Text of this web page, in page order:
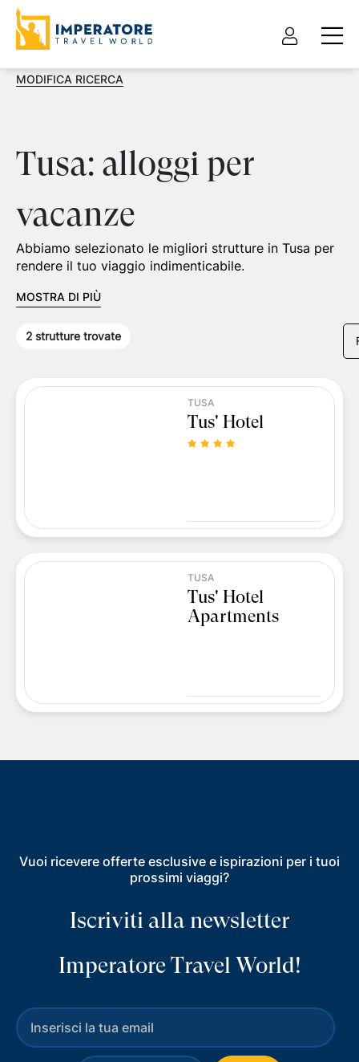
MODIFICA RICERCA
Tusa: alloggi per
vacanze
Abbiamo selezionato le migliori strutture in Tusa per
rendere il tuo viaggio indimenticabile.
MOSTRA DI PIÙ
2 strutture trovate
TUSA
Tus' Hotel
TUSA
Tus' Hotel
Apartments
Vuoi ricevere offerte esclusive e ispirazioni per i tuoi
prossimi viaggi?
Iscriviti alla newsletter
Imperatore Travel World!